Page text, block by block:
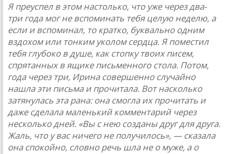
Я преуспел в этом настолько, что уже через два-
три года мог не вспоминать тебя целую неделю, а
если и вспоминал, то кратко, буквально одним
вздохом или тонким уколом сердца. Я поместил
тебя глубоко в душе, как стопку твоих писем,
спрятанных в ящике письменного стола. Потом,
года через три, Ирина совершенно случайно
нашла эти письма и прочитала. Вот насколько
затянулась эта рана: она смогла их прочитать и
даже сделала маленький комментарий через
несколько дней. «Вы с нею созданы друг для друга.
Жаль, что у вас ничего не получилось», — сказала
она спокойно, словно речь шла не о муже, а о